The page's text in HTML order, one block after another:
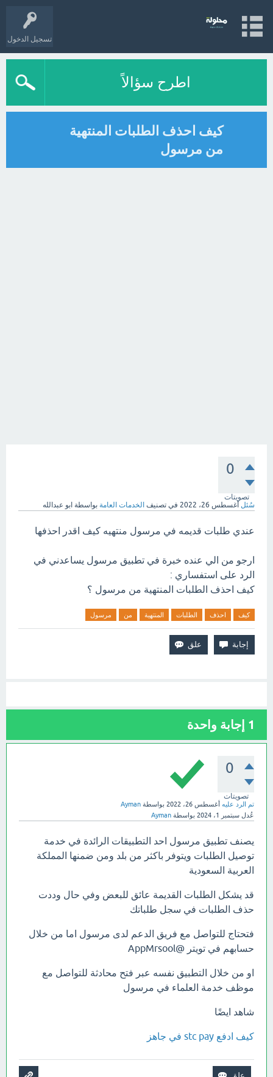
تسجيل الدخول
اطرح سؤالاً
كيف احذف الطلبات المنتهية
من مرسول
0
تصويتات
سُئل أغسطس 26، 2022 في تصنيف الخدمات العامة بواسطة ابو عبدالله
عندي طلبات قديمه في مرسول منتهيه كيف اقدر احذفها
ارجو من الي عنده خبرة في تطبيق مرسول يساعدني في
الرد على استفساري :
كيف احذف الطلبات المنتهية من مرسول ؟
كيف احذف الطلبات المنتهية من مرسول
1 إجابة واحدة
0
تصويتات
تم الرد عليه أغسطس 26، 2022 بواسطة Ayman
عُدل سبتمبر 1، 2024 بواسطة Ayman
يصنف تطبيق مرسول احد التطبيقات الرائدة في خدمة
توصيل الطلبات ويتوفر باكثر من بلد ومن ضمنها المملكة
العربية السعودية
قد يشكل الطلبات القديمة عائق للبعض وفي حال وددت
حذف الطلبات في سجل طلباتك
فتحتاج للتواصل مع فريق الدعم لدى مرسول اما من خلال
حسابهم في تويتر @AppMrsool
او من خلال التطبيق نفسه عبر فتح محادثة للتواصل مع
موظف خدمة العلماء في مرسول
شاهد ايضًا
كيف ادفع stc pay في جاهز